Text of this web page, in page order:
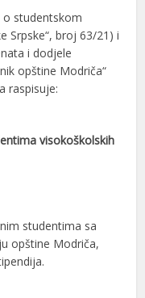
o studentskom
Srpske“, broj 63/21) i
i dodjele
opštine Modriča“
raspisuje:
visokoškolskih
studentima sa
opštine Modriča,